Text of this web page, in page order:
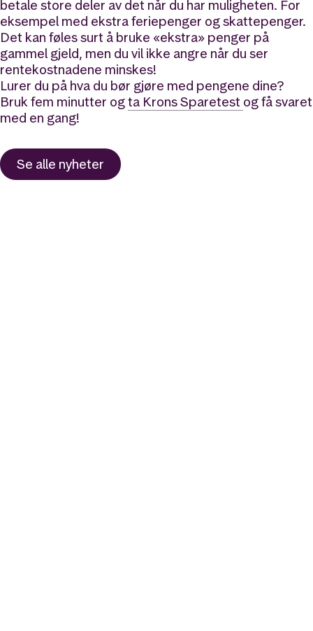
betale store deler av det når du har muligheten. For
eksempel med ekstra feriepenger og skattepenger.
Det kan føles surt å bruke «ekstra» penger på
gammel gjeld, men du vil ikke angre når du ser
rentekostnadene minskes!
Lurer du på hva du bør gjøre med pengene dine?
Bruk fem minutter ogta Krons Sparetest og få svaret
med en gang!
Se alle nyheter